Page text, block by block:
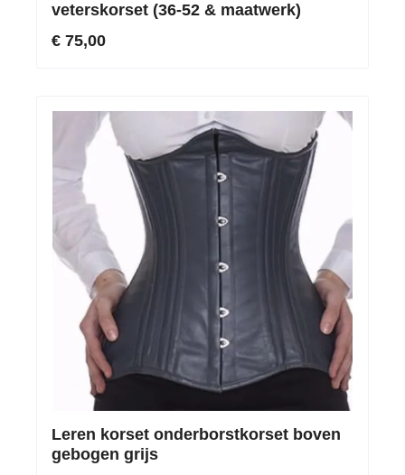
veterskorset (36-52 & maatwerk)
€ 75,00
Leren korset onderborstkorset boven
gebogen grijs